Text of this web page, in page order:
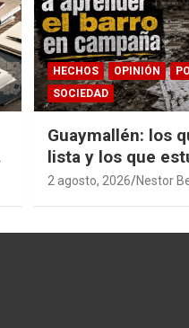
HECHOS OPINIÓN
SOCIEDAD
Guaymallén: los
lista y los que
barro
2 agosto, 2026 Nestor